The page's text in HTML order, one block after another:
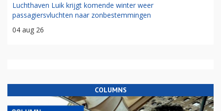
Luchthaven Luik krijgt komende winter weer
passagiersvluchten naar zonbestemmingen
04 aug 26
COLUMNS